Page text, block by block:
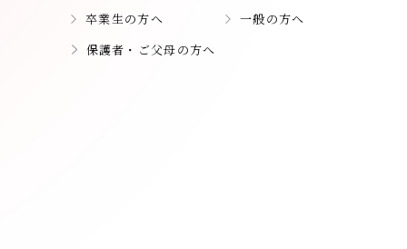
卒業生の方へ
一般の方へ
保護者・ご父母の方へ